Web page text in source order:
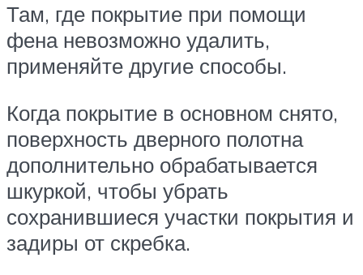
Там, где покрытие при помощи
фена невозможно удалить,
применяйте другие способы.
Когда покрытие в основном снято,
поверхность дверного полотна
дополнительно обрабатывается
шкуркой, чтобы убрать
сохранившиеся участки покрытия и
задиры от скребка.